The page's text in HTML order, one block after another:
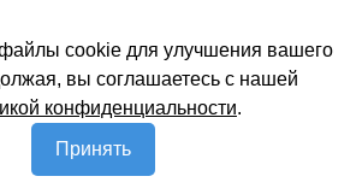
cookie для улучшения вашего
вы соглашаетесь с нашей
конфиденциальности.
Принять